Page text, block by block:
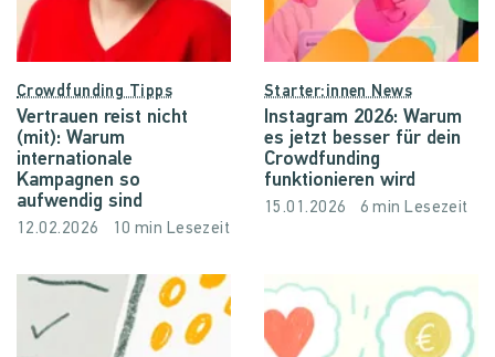
Crowdfunding Tipps
Vertrauen reist nicht
(mit): Warum
internationale
Kampagnen so
aufwendig sind
12.02.2026 10 min Lesezeit
Starter:innen News
Instagram 2026: Warum
es jetzt besser für dein
Crowdfunding
funktionieren wird
15.01.2026 6 min Lesezeit